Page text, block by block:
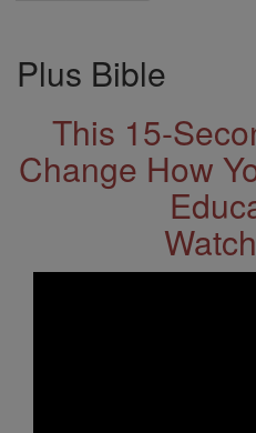
Plus Bible
This 15-
Change How